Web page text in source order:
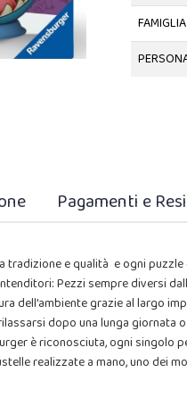
FAMIGLIA
Pagamenti e Resi
tradizione e qualità e ogni
Pezzi sempre diversi
dell'ambiente grazie al largo
dopo una lunga giornata
è riconosciuta, ogni singolo
realizzate a mano, uno dei